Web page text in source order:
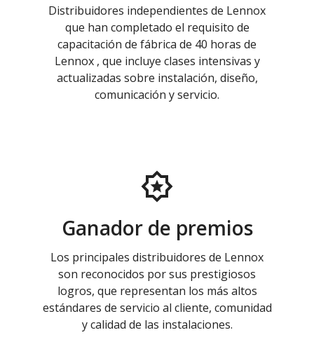
Distribuidores independientes de Lennox
que han completado el requisito de
capacitación de fábrica de 40 horas de
Lennox , que incluye clases intensivas y
actualizadas sobre instalación, diseño,
comunicación y servicio.
Ganador de premios
Los principales distribuidores de Lennox
son reconocidos por sus prestigiosos
logros, que representan los más altos
estándares de servicio al cliente, comunidad
y calidad de las instalaciones.